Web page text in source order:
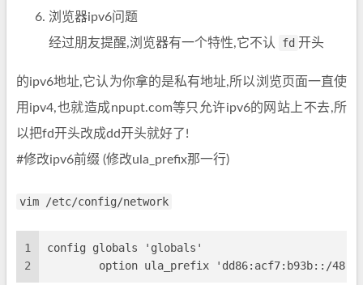
浏览器ipv6问题
经过朋友提醒,浏览器有一个特性,它不认
fd 开头
的ipv6地址,它认为你拿的是私有地址,所以浏览页面一直使
用ipv4,也就造成npupt.com等只允许ipv6的网站上不去,所
以把fd开头改成dd开头就好了!
#修改ipv6前缀 (修改ula_prefix那一行)
vim /etc/config/network
1
2
config globals 'globals'
        option ula_prefix 'dd86:acf7:b93b::/48'